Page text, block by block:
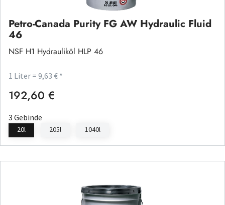
Petro-Canada Purity FG AW Hydraulic Fluid
46
NSF H1 Hydrauliköl HLP 46
1 Liter = 9,63 € *
Regulärer Preis:
192,60 €
3 Gebinde
20l 205l 1040l